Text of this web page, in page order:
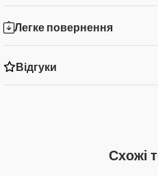
Легке повернення
Відгуки
Схожі